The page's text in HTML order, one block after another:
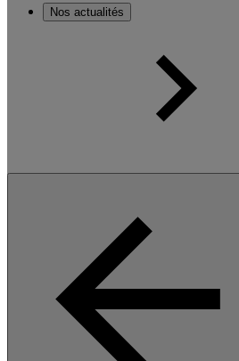
Nos actualités